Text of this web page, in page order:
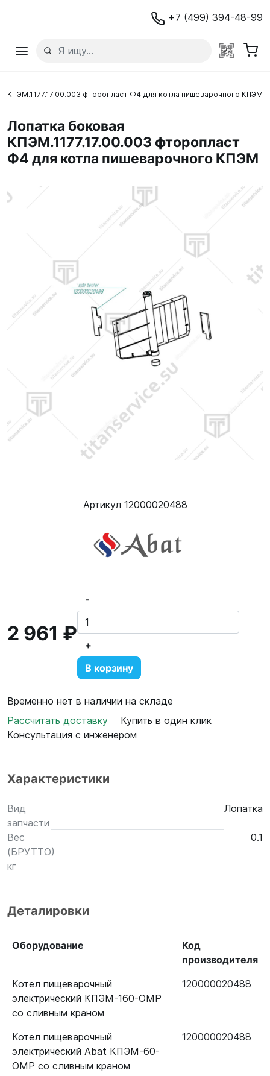
+7 (499) 394-48-99
КПЭМ.1177.17.00.003 фторопласт Ф4 для котла пишеварочного КПЭМ
Лопатка боковая
КПЭМ.1177.17.00.003 фторопласт
Ф4 для котла пишеварочного КПЭМ
Артикул 12000020488
2 961 ₽
-
+
В корзину
Временно нет в наличии на складе
Рассчитать доставку
Купить в один клик
Консультация с инженером
Характеристики
Вид
запчасти
Лопатка
Вес
(БРУТТО)
кг
0.1
Деталировки
Оборудование
Код
производителя
Котел пищеварочный
электрический КПЭМ-160-ОМР
со сливным краном
120000020488
Котел пищеварочный
электрический Abat КПЭМ-60-
ОМР со сливным краном
120000020488